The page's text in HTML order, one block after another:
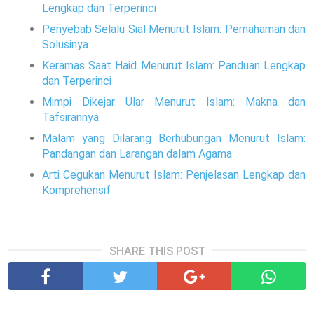
Lengkap dan Terperinci
Penyebab Selalu Sial Menurut Islam: Pemahaman dan
Solusinya
Keramas Saat Haid Menurut Islam: Panduan Lengkap
dan Terperinci
Mimpi Dikejar Ular Menurut Islam: Makna dan
Tafsirannya
Malam yang Dilarang Berhubungan Menurut Islam:
Pandangan dan Larangan dalam Agama
Arti Cegukan Menurut Islam: Penjelasan Lengkap dan
Komprehensif
SHARE THIS POST